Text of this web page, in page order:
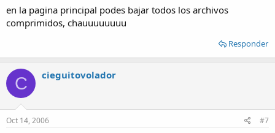
en la pagina principal podes bajar todos los archivos
comprimidos, chauuuuuuuu
Responder
C cieguitovolador
Oct 14, 2006 #7